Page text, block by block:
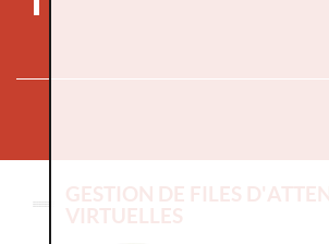
GESTION DE FILES
VIRTUELLES